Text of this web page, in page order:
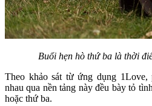
Buổi hẹn hò thứ ba là thời
Theo khảo sát từ ứng dụng
nhau qua nền tảng này đều bày tỏ
hoặc thứ ba.